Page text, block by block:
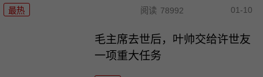
最热 阅读 78992 01-10
毛主席去世后，叶帅交给许世友
一项重大任务